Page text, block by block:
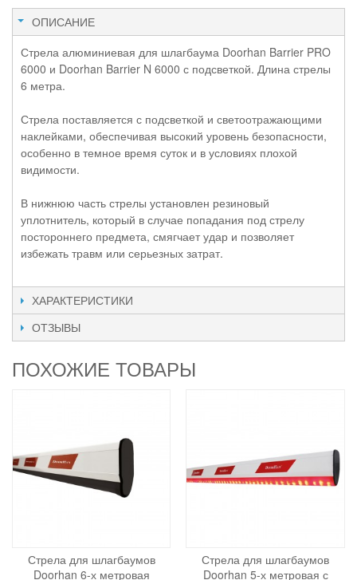
ОПИСАНИЕ
Стрела алюминиевая для шлагбаума Doorhan Barrier PRO
6000 и Doorhan Barrier N 6000 с подсветкой. Длина стрелы
6 метра.
Стрела поставляется с подсветкой и светоотражающими
наклейками, обеспечивая высокий уровень безопасности,
особенно в темное время суток и в условиях плохой
видимости.
В нижнюю часть стрелы установлен резиновый
уплотнитель, который в случае попадания под стрелу
постороннего предмета, смягчает удар и позволяет
избежать травм или серьезных затрат.
ХАРАКТЕРИСТИКИ
ОТЗЫВЫ
ПОХОЖИЕ ТОВАРЫ
Стрела для шлагбаумов
Doorhan 6-х метровая
Стрела для шлагбаумов
Doorhan 5-х метровая с